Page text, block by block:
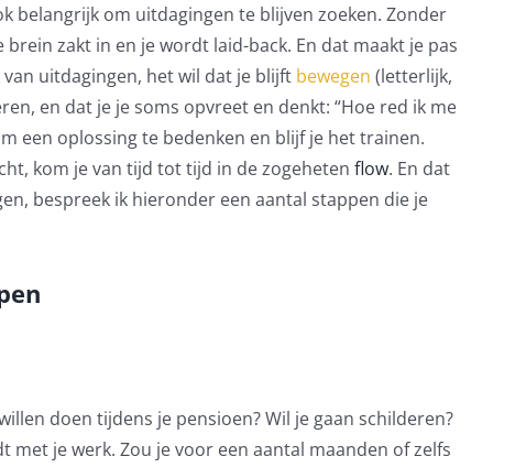
belangrijk om uitdagingen te blijven zoeken. Zonder
zakt in en je wordt laid-back. En dat maakt je pas
uitdagingen, het wil dat je blijft bewegen (letterlijk,
en dat je je soms opvreet en denkt: “Hoe red ik me
een oplossing te bedenken en blijf je het trainen.
kom je van tijd tot tijd in de zogeheten flow. En dat
bespreek ik hieronder een aantal stappen die je
doen tijdens je pensioen? Wil je gaan schilderen?
met je werk. Zou je voor een aantal maanden of zelfs